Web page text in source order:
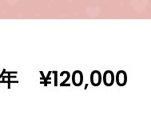
¥120,000